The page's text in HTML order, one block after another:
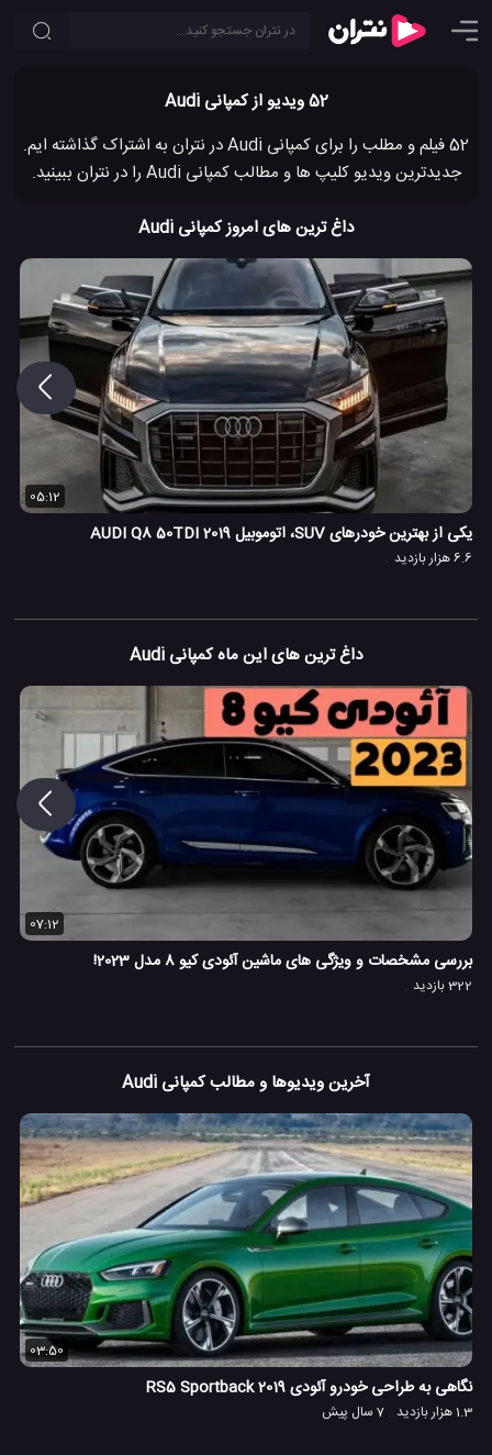
52 ویدیو از کمپانی Audi
52 فیلم و مطلب را برای کمپانی Audi در نتران به اشتراک گذاشته ایم.
جدیدترین ویدیو کلیپ ها و مطالب کمپانی Audi را در نتران ببینید.
داغ ترین های امروز کمپانی Audi
05:12
یکی از بهترین خودرهای SUV، اتوموبیل 2019 AUDI Q8 50TDI
6.6 هزار بازدید
داغ ترین های این ماه کمپانی Audi
07:12
بررسی مشخصات و ویژگی های ماشین آئودی کیو 8 مدل 2023!
322 بازدید
آخرین ویدیوها و مطالب کمپانی Audi
03:50
نگاهی به طراحی خودرو آئودی 2019 RS5 Sportback
1.3 هزار بازدید 7 سال پیش